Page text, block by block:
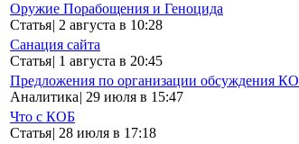
Оружие Порабощения и Геноцида
Статья| 2 августа в 10:28
Санация сайта
Статья| 1 августа в 20:45
Предложения по организации обсуждения
Аналитика| 29 июля в 15:47
Что с КОБ
Статья| 28 июля в 17:18